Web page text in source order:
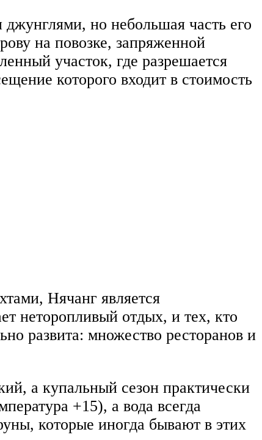
но небольшая часть его
на повозке, запряженной
участок, где разрешается
которого входит в стоимость
Нячанг является
неторопливый отдых, и тех, кто
развита: множество ресторанов и
а купальный сезон практически
+15), а вода всегда
которые иногда бывают в этих